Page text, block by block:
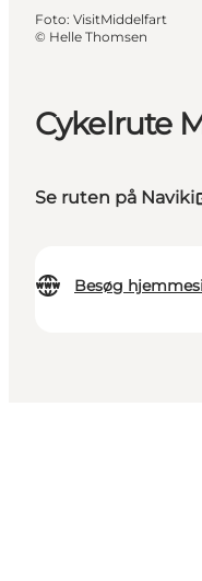
Cykelrute
Se ruten på Naviki
Besøg
Foto: VisitMiddelfart
© Helle Thomsen